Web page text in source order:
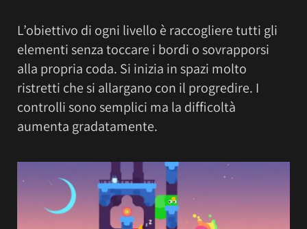
L’obiettivo di ogni livello è raccogliere tutti gli
elementi senza toccare i bordi o sovrapporsi
alla propria coda. Si inizia in spazi molto
ristretti che si allargano con il progredire. I
controlli sono semplici ma la difficoltà
aumenta gradatamente.